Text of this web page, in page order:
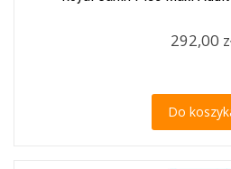
292,00
Do